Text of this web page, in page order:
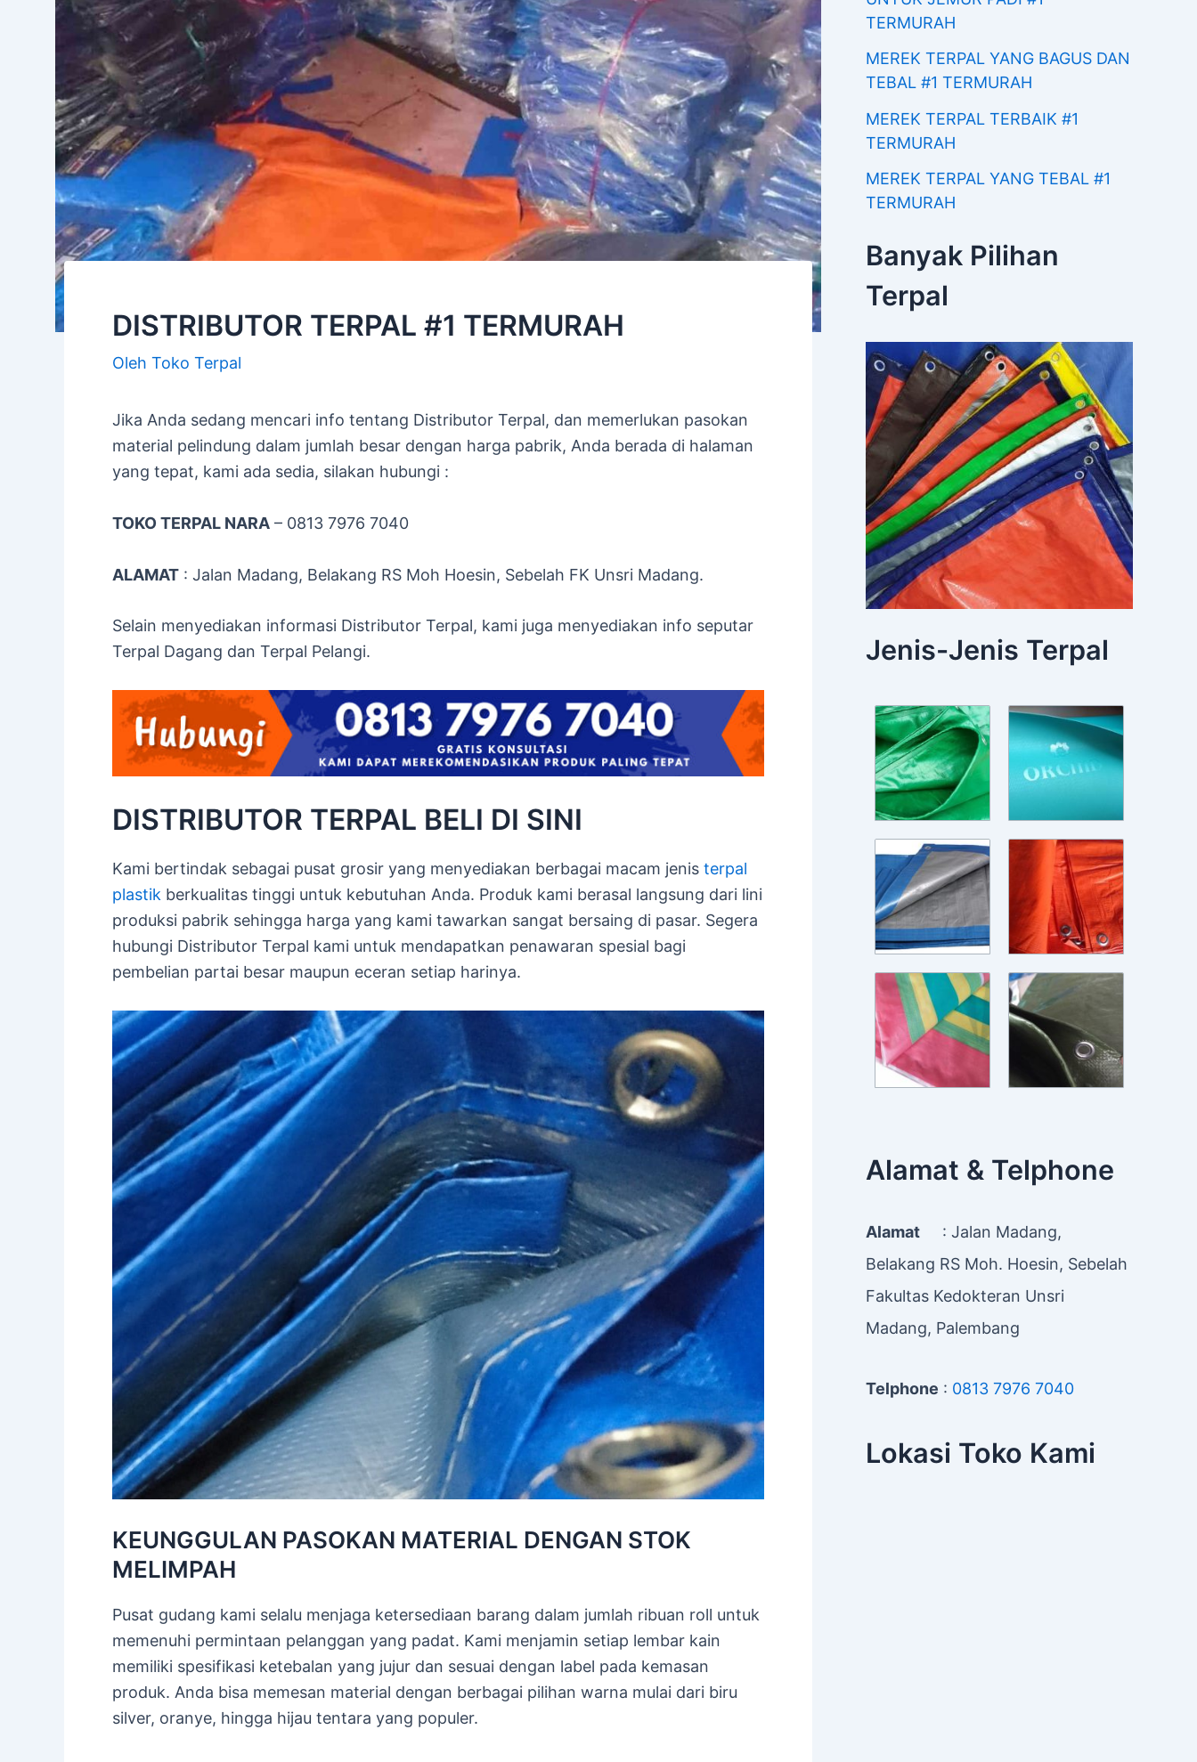
DISTRIBUTOR TERPAL #1 TERMURAH
Oleh Toko Terpal
Jika Anda sedang mencari info tentang Distributor Terpal, dan memerlukan pasokan
material pelindung dalam jumlah besar dengan harga pabrik, Anda berada di halaman
yang tepat, kami ada sedia, silakan hubungi :
TOKO TERPAL NARA – 0813 7976 7040
ALAMAT : Jalan Madang, Belakang RS Moh Hoesin, Sebelah FK Unsri Madang.
Selain menyediakan informasi Distributor Terpal, kami juga menyediakan info seputar
Terpal Dagang dan Terpal Pelangi.
DISTRIBUTOR TERPAL BELI DI SINI
Kami bertindak sebagai pusat grosir yang menyediakan berbagai macam jenis terpal
plastik berkualitas tinggi untuk kebutuhan Anda. Produk kami berasal langsung dari lini
produksi pabrik sehingga harga yang kami tawarkan sangat bersaing di pasar. Segera
hubungi Distributor Terpal kami untuk mendapatkan penawaran spesial bagi
pembelian partai besar maupun eceran setiap harinya.
KEUNGGULAN PASOKAN MATERIAL DENGAN STOK
MELIMPAH
Pusat gudang kami selalu menjaga ketersediaan barang dalam jumlah ribuan roll untuk
memenuhi permintaan pelanggan yang padat. Kami menjamin setiap lembar kain
memiliki spesifikasi ketebalan yang jujur dan sesuai dengan label pada kemasan
produk. Anda bisa memesan material dengan berbagai pilihan warna mulai dari biru
silver, oranye, hingga hijau tentara yang populer.
TERMURAH
MEREK TERPAL YANG BAGUS DAN
TEBAL #1 TERMURAH
MEREK TERPAL TERBAIK #1
TERMURAH
MEREK TERPAL YANG TEBAL #1
TERMURAH
Banyak Pilihan
Terpal
Jenis-Jenis Terpal
Alamat & Telphone
Alamat : Jalan Madang,
Belakang RS Moh. Hoesin, Sebelah
Fakultas Kedokteran Unsri
Madang, Palembang
Telphone : 0813 7976 7040
Lokasi Toko Kami